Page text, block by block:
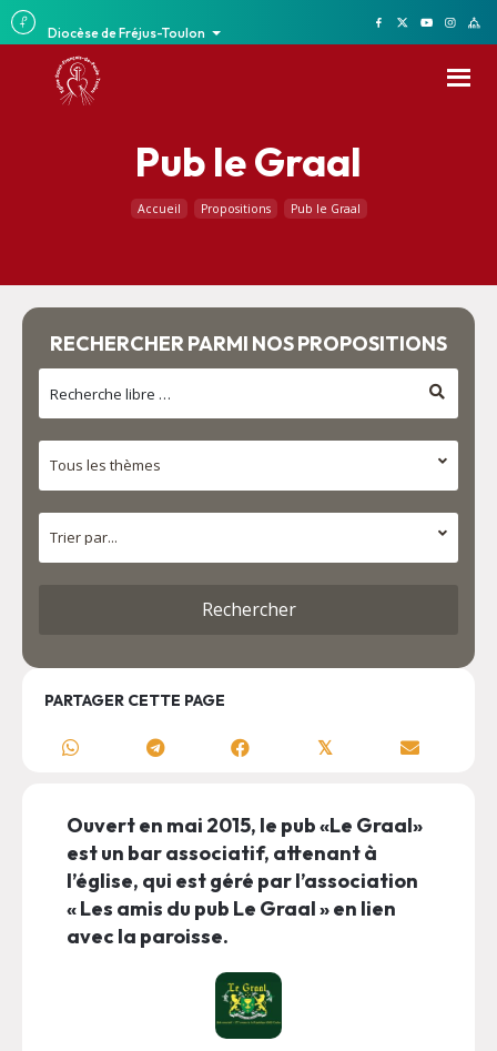
Diocèse de Fréjus-Toulon
Pub le Graal
Accueil Propositions Pub le Graal
RECHERCHER PARMI NOS PROPOSITIONS
PARTAGER CETTE PAGE
𝕏
Ouvert en mai 2015, le pub «Le Graal»
est un bar associatif, attenant à
l’église, qui est géré par l’association
« Les amis du pub Le Graal » en lien
avec la paroisse.